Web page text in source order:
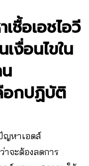
ชื้อเอชไอวี
งื่อนไขใน
อกปฏิบัติ
ญหาเอดส์
จะต้องลดการ